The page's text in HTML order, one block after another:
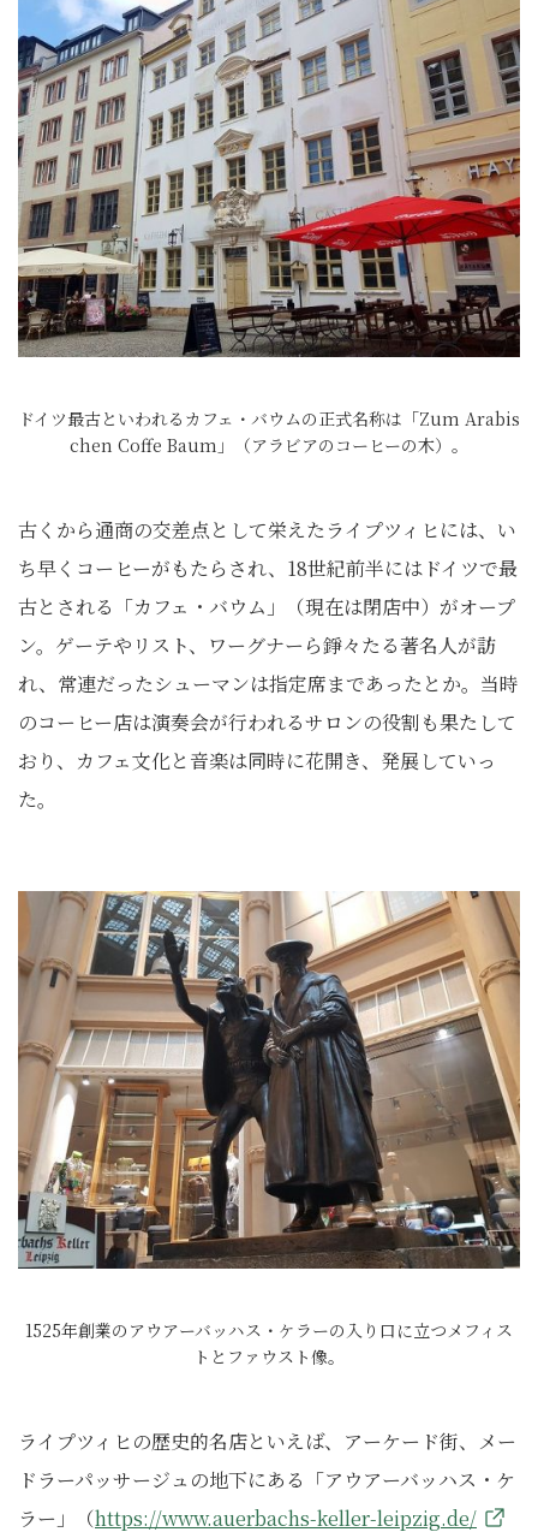
ドイツ最古といわれるカフェ・バウムの正式名称は「Zum Arabis
chen Coffe Baum」（アラビアのコーヒーの木）。
古くから通商の交差点として栄えたライプツィヒには、い
ち早くコーヒーがもたらされ、18世紀前半にはドイツで最
古とされる「カフェ・バウム」（現在は閉店中）がオープ
ン。ゲーテやリスト、ワーグナーら錚々たる著名人が訪
れ、常連だったシューマンは指定席まであったとか。当時
のコーヒー店は演奏会が行われるサロンの役割も果たして
おり、カフェ文化と音楽は同時に花開き、発展していっ
た。
1525年創業のアウアーバッハス・ケラーの入り口に立つメフィス
トとファウスト像。
ライプツィヒの歴史的名店といえば、アーケード街、メー
ドラーパッサージュの地下にある「アウアーバッハス・ケ
ラー」（https://www.auerbachs-keller-leipzig.de/